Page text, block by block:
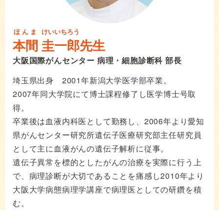
本間
ほんま
圭一郎
けいいちろう
先生
大阪国際がんセンター 病理・細胞診断科 部長
埼玉県出身 2001年新潟大学医学部卒業。
2007年同大学院にて博士課程修了し医学博士号取
得。
卒業後は血液内科医として勤務し、2006年より愛知
県がんセンター研究所遺伝子医療研究部主任研究員
として主に血液がんの遺伝子解析に従事。
遺伝子異常を標的としたがんの治療を実際に行う上
で、病理診断が大切であることを痛感し2010年より
大阪大学病態病理学講座で病理医としての研鑽を積
む。